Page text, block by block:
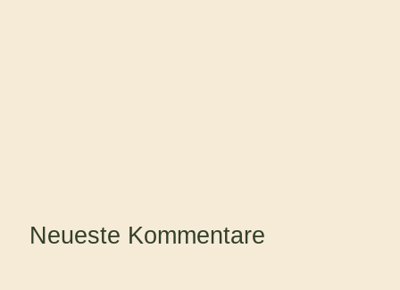
Neueste Kommentare